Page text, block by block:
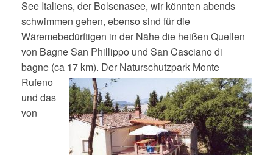
See Italiens, der Bolsenasee, wir könnten abends
schwimmen gehen, ebenso sind für die
Wäremebedürftigen in der Nähe die heißen Quellen
von Bagne San Phillippo und San Casciano di
bagne (ca 17 km). Der Naturschutzpark Monte
Rufeno
und das
von